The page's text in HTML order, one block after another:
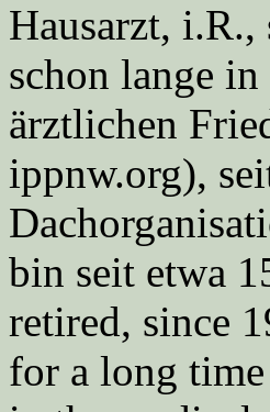
Hausarzt,
schon lange
ärztlichen
ippnw.org),
bin seit etwa
retired, since
for a long